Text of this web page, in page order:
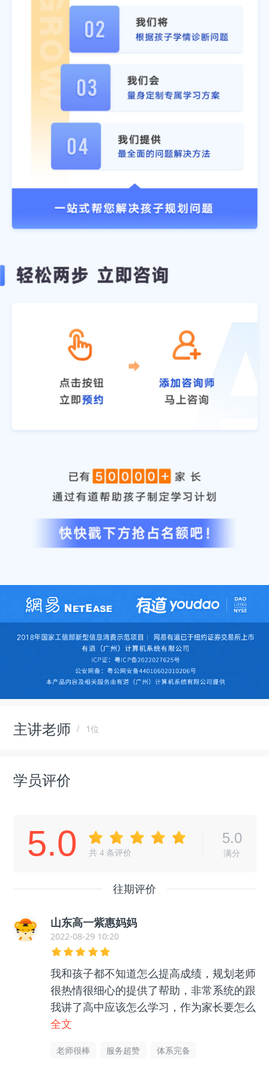
主讲老师 1位
学员评价
5.0 共4 条评价
5.0
满分
往期评价
山东高一紫惠妈妈
2022-08-29 10:20
我和孩子都不知道怎么提高成绩，规划老师
很热情很细心的提供了帮助，非常系统的跟
我讲了高中应该怎么学习，作为家长要怎么
帮助孩子等等很多东西，孩子和我都没有那
用的
全文
老师很棒 服务超赞 体系完备